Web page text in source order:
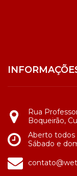
Rua
Boqueirão,
Aberto todos
Sábado e